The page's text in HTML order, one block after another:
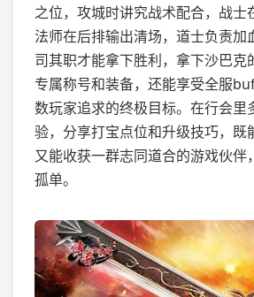
之位，攻城时讲究战术配合，战士
法师在后排输出清场，道士负责加
司其职才能拿下胜利，拿下沙巴克
专属称号和装备，还能享受全服
数玩家追求的终极目标。在行会里
验，分享打宝点位和升级技巧，既
又能收获一群志同道合的游戏伙伴
孤单。